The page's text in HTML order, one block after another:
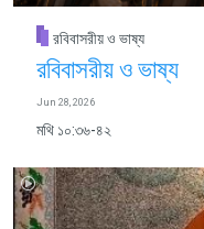
রবিবাসরীয় ও ভাষ্য
রবিবাসরীয় ও ভাষ্য
Jun 28, 2026
মথি ১০:৩৬-৪২